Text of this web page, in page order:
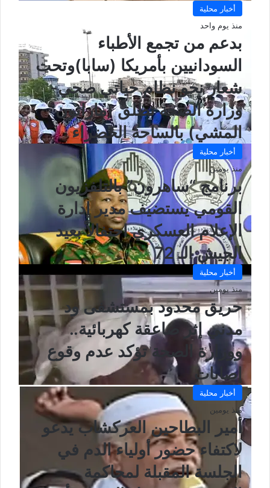
أخبار محلية
منذ يوم واحد
بدعم من تجمع الأطباء
السودانيين بأمريكا (سابا)وتحت
شعار نحو نظام حياتي صحي-
وزارة الصحة تطلق (ماراثون
المشي) بالساحة الخضراء
أخبار محلية
منذ يومين
برنامج “ساهرون” بالتلفزيون
القومي يستضيف مدير إدارة
الإعلام العسكري احتفالاً بعيد
الجيش الـ 72
أخبار محلية
منذ يومين
حريق محدود بمستشفى ود
مدني إثر صاعقة كهربائية..
ووزارة الصحة تؤكد عدم وقوع
إصابات
أخبار محلية
منذ يومين
أمير البطاحين العركشاب يدعو
لاكتفاء حضور أولياء الدم في
الجلسة المقبلة لمحاكمة